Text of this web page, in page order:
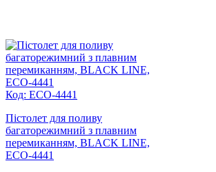
Код: ECO-4441
Пістолет для поливу
багаторежимний з плавним
перемиканням, BLACK LINE,
ECO-4441